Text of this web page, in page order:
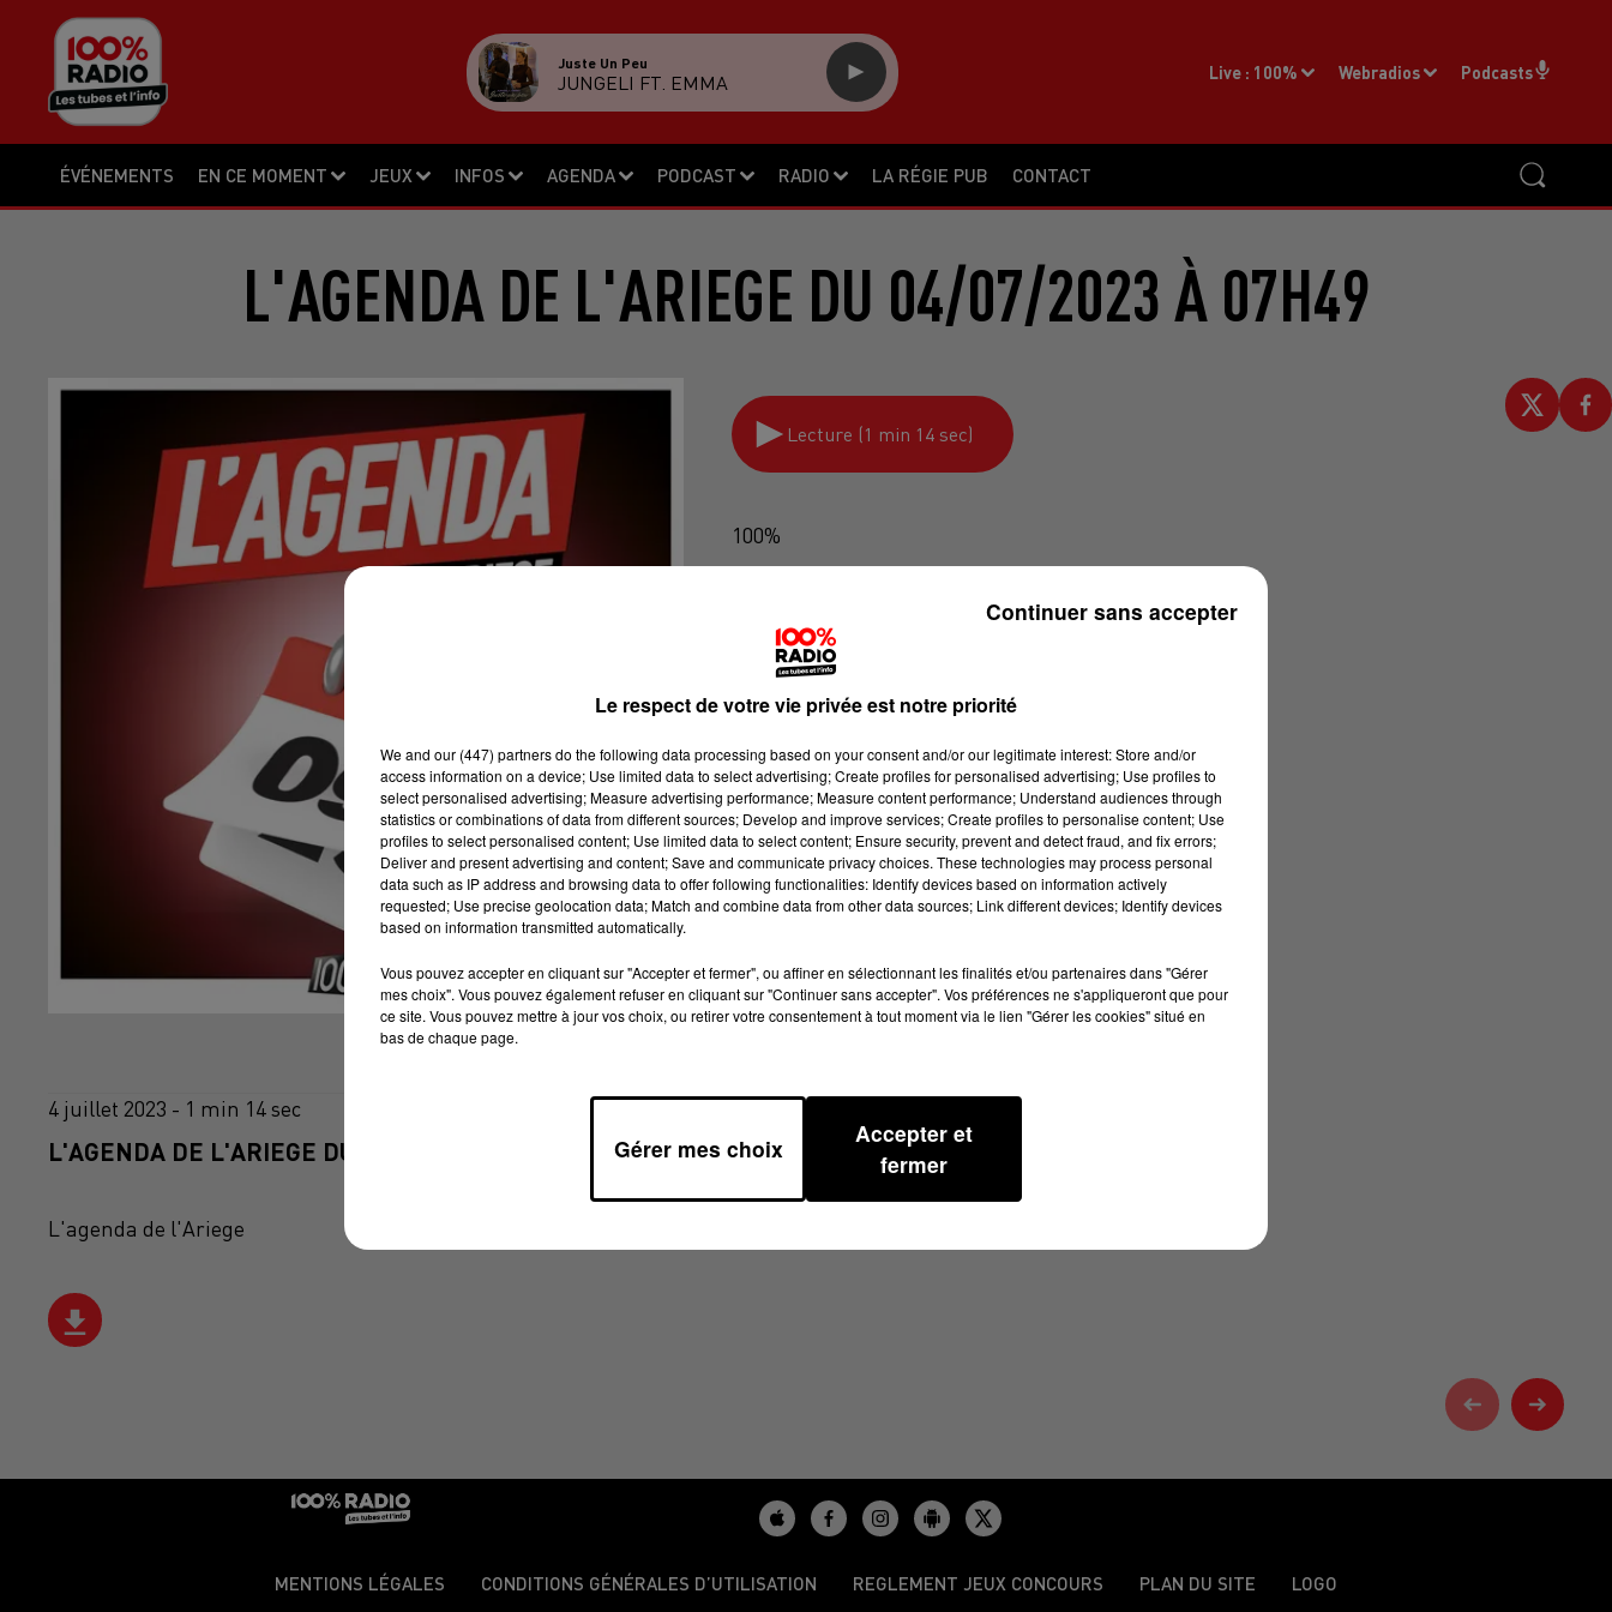
ÉVÉNEMENTS EN CE MOMENT JEUX INFOS AGENDA PODCAST RADIO LA RÉGIE PUB CONTACT
Live : 100% Webradios Podcasts
Juste Un Peu
JUNGELI FT. EMMA
L'AGENDA DE L'ARIEGE DU 04/07/2023 À 07H49
Lecture (1 min 14 sec)
100%
4 juillet 2023 - 1 min 14 sec
L'AGENDA DE L'ARIEGE DU 04/07/2023 À 07H49
L'agenda de l'Ariege
MENTIONS LÉGALES CONDITIONS GÉNÉRALES D’UTILISATION REGLEMENT JEUX CONCOURS PLAN DU SITE LOGO
Le respect de votre vie privée est notre priorité
We and our (447) partnersdo the following data processing based on your consent and/or our legitimate interest: Store and/or
access information on a device; Use limited data to select advertising; Create profiles for personalised advertising; Use profiles to
select personalised advertising; Measure advertising performance; Measure content performance; Understand audiences through
statistics or combinations of data from different sources; Develop and improve services; Create profiles to personalise content; Use
profiles to select personalised content; Use limited data to select content; Ensure security, prevent and detect fraud, and fix errors;
Deliver and present advertising and content; Save and communicate privacy choices. These technologies may process personal
data such as IP address and browsing data to offer following functionalities: Identify devices based on information actively
requested; Use precise geolocation data; Match and combine data from other data sources; Link different devices; Identify devices
based on information transmitted automatically.
Vous pouvez accepter en cliquant sur "Accepter et fermer", ou affiner en sélectionnant les finalités et/ou partenaires dans "Gérer
mes choix". Vous pouvez également refuser en cliquant sur "Continuer sans accepter". Vos préférences ne s'appliqueront que pour
ce site. Vous pouvez mettre à jour vos choix, ou retirer votre consentement à tout moment via le lien "Gérer les cookies" situé en
bas de chaque page.
Gérer mes choix
Accepter et
fermer
Continuer sans accepter